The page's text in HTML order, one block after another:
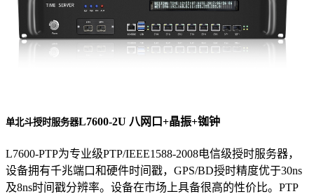
单北斗授时服务器L7600-2U 八网口+晶振+铷钟
L7600-PTP为专业级PTP/IEEE1588-2008电信级授时服务器，
设备拥有千兆端口和硬件时间戳，GPS/BD授时精度优于30ns
及8ns时间戳分辨率。设备在市场上具备很高的性价比。PTP